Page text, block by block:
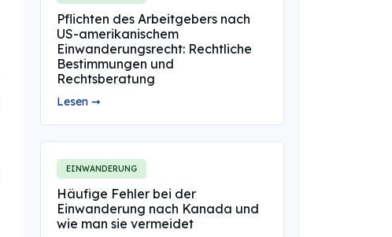
Pflichten des Arbeitgebers nach
US-amerikanischem
Einwanderungsrecht: Rechtliche
Bestimmungen und
Rechtsberatung
Lesen ➞
EINWANDERUNG
Häufige Fehler bei der
Einwanderung nach Kanada und
wie man sie vermeidet